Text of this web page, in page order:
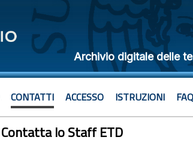
Archivio digitale delle
CONTATTI ACCESSO ISTRUZIONI FAQ
Contatta lo Staff ETD